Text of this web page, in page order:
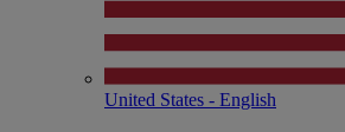
United States - English